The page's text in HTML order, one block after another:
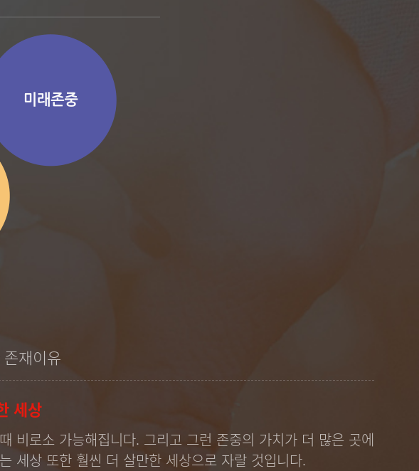
재이유
세상
비로소 가능해집니다. 그리고 그런 존중의 가치가 더 많은 곳에
세상 또한 훨씬 더 살만한 세상으로 자랄 것입니다.